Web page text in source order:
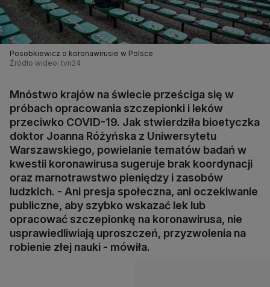
Posobkiewicz o koronawirusie w Polsce
Źródło wideo: tvn24
Mnóstwo krajów na świecie prześciga się w
próbach opracowania szczepionki i leków
przeciwko COVID-19. Jak stwierdziła bioetyczka
doktor Joanna Różyńska z Uniwersytetu
Warszawskiego, powielanie tematów badań w
kwestii koronawirusa sugeruje brak koordynacji
oraz marnotrawstwo pieniędzy i zasobów
ludzkich. - Ani presja społeczna, ani oczekiwanie
publiczne, aby szybko wskazać lek lub
opracować szczepionkę na koronawirusa, nie
usprawiedliwiają uproszczeń, przyzwolenia na
robienie złej nauki - mówiła.